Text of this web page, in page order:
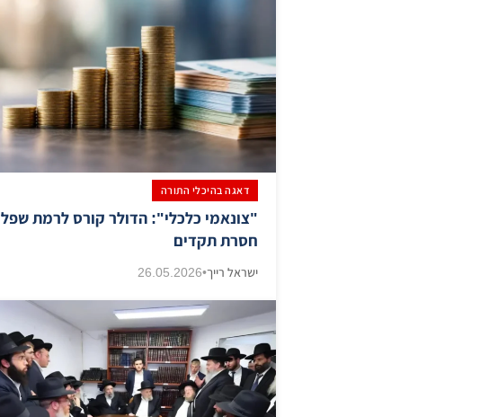
דאגה בהיכלי התורה
​"צונאמי כלכלי": הדולר קורס לרמת שפל
חסרת תקדים
ישראל רייך•
26.05.2026